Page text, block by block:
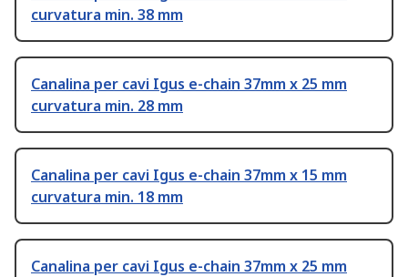
curvatura min. 38 mm
Canalina per cavi Igus e-chain 37mm x 25 mm
curvatura min. 28 mm
Canalina per cavi Igus e-chain 37mm x 15 mm
curvatura min. 18 mm
Canalina per cavi Igus e-chain 37mm x 25 mm